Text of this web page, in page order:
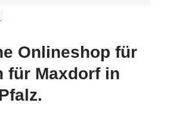
Onlineshop für
für Maxdorf in